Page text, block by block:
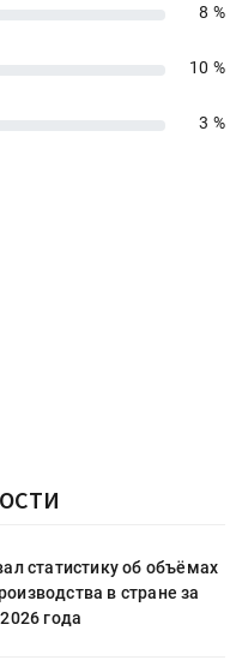
8 %
10 %
3 %
статистику об объёмах
в стране за
года